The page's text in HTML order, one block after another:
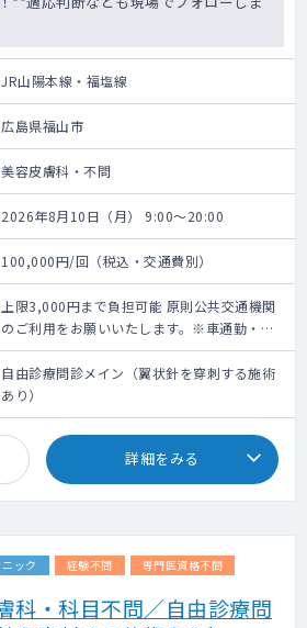
JR山陽本線・福塩線
広島県福山市
美容皮膚科・不問
2026年8月10日（月） 9:00～20:00
100,000円/回（税込・交通費別）
上限3,000円まで負担可能 原則公共交通機関
のご利用をお願いいたします。※車通勤・タ
クシー利用要相談
自由診療問診メイン（翼状針を穿刺する施術
あり）
詳細をみる
ック 経験不問 専門医資格不問
科・科目不問／自由診療問